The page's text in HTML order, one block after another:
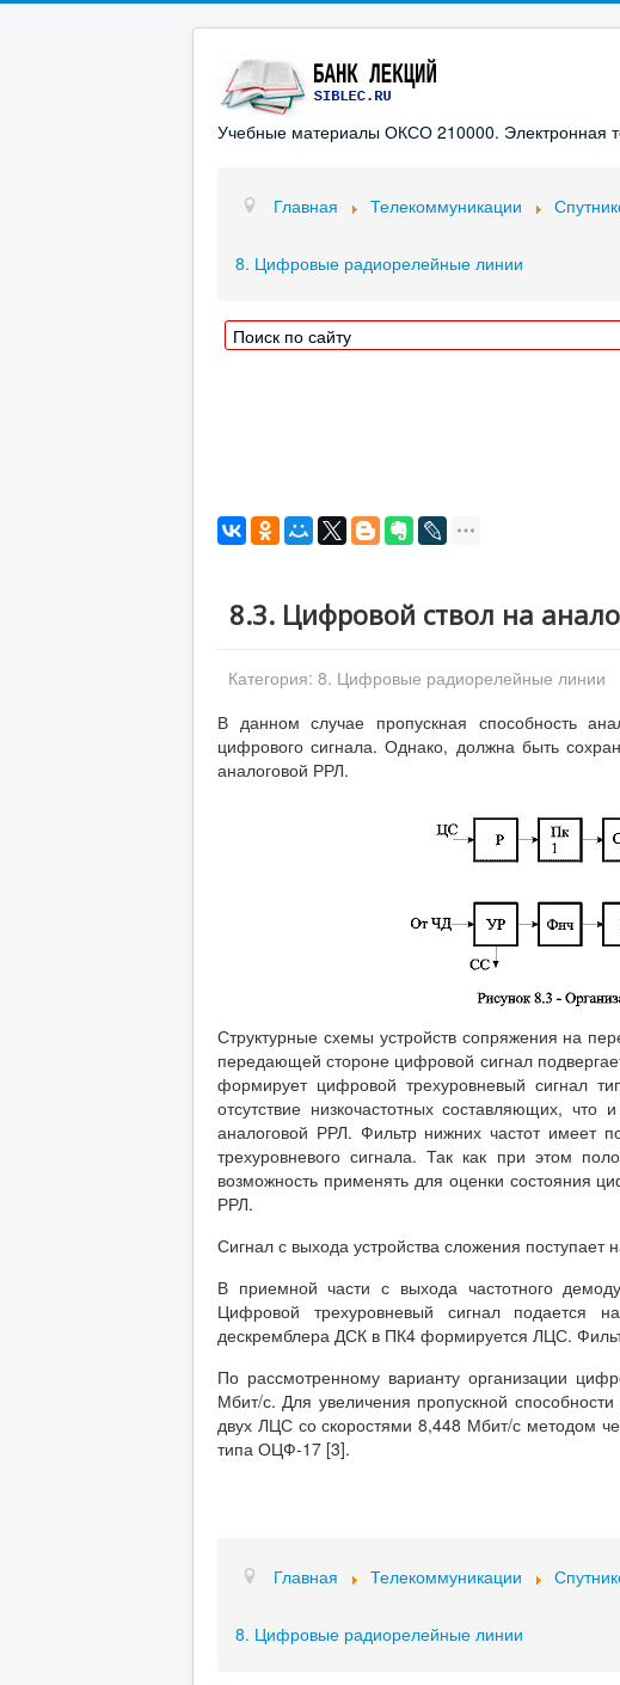
Учебные материалы ОКСО 210000. Электронная
Главная Телекоммуникации
8. Цифровые радиорелейные линии
8.3. Цифровой ствол на
Категория: 8. Цифровые радиорелейные линии
В данном случае пропускная способность
цифрового сигнала. Однако, должна быть
аналоговой РРЛ.
Структурные схемы устройств сопряжения на
передающей стороне цифровой сигнал
формирует цифровой трехуровневый сигнал
отсутствие низкочастотных составляющих,
аналоговой РРЛ. Фильтр нижних частот имеет
трехуровневого сигнала. Так как при этом
возможность применять для оценки состояния
РРЛ.
Сигнал с выхода устройства сложения поступает
В приемной части с выхода частотного
Цифровой трехуровневый сигнал подается
дескремблера ДСК в ПК4 формируется ЛЦС.
По рассмотренному варианту организации
Мбит/с. Для увеличения пропускной
двух ЛЦС со скоростями 8,448 Мбит/с методом
типа ОЦФ-17 [3].
Главная Телекоммуникации
8. Цифровые радиорелейные линии